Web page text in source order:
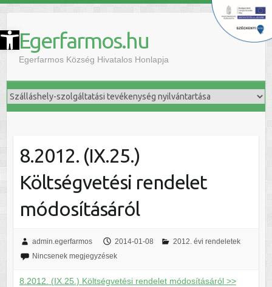
Eszköztár megnyitása Egerfarmos.hu
Egerfarmos Község Hivatalos Honlapja
8.2012. (IX.25.)
Költségvetési rendelet
módosításáról
admin.egerfarmos 2014-01-08
2012. évi rendeletek
Nincsenek megjegyzések
8.2012. (IX.25.) Költségvetési rendelet módosításáról >>